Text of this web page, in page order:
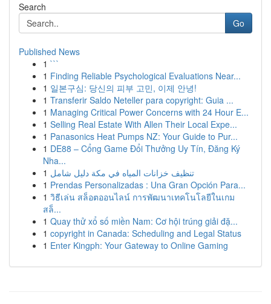
Search
Go
Published News
1 ```
1 Finding Reliable Psychological Evaluations Near...
1 일본구심: 당신의 피부 고민, 이제 안녕!
1 Transferir Saldo Neteller para copyright: Guia ...
1 Managing Critical Power Concerns with 24 Hour E...
1 Selling Real Estate With Allen Their Local Expe...
1 Panasonics Heat Pumps NZ: Your Guide to Pur...
1 DE88 – Cổng Game Đổi Thưởng Uy Tín, Đăng Ký
Nha...
1 تنظيف خزانات المياه في مكة دليل شامل
1 Prendas Personalizadas : Una Gran Opción Para...
1 วิธีเล่น สล็อตออนไลน์ การพัฒนาเทคโนโลยีในเกม
สล็...
1 Quay thử xổ số miền Nam: Cơ hội trúng giải đặ...
1 copyright in Canada: Scheduling and Legal Status
1 Enter Kingph: Your Gateway to Online Gaming